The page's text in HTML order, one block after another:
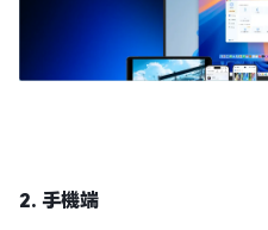
2. 手機端